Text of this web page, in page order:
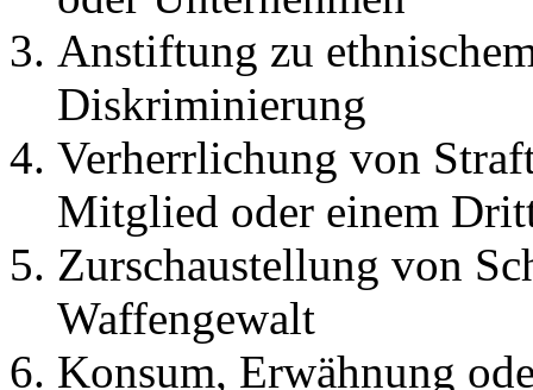
Anstiftung zu
Diskriminierung
Verherrlichung von
Mitglied oder einem
Zurschaustellung von
Waffengewalt
Konsum, Erwähnung